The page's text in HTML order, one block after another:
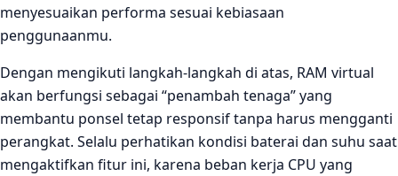
menyesuaikan performa sesuai kebiasaan
penggunaanmu.
Dengan mengikuti langkah‑langkah di atas, RAM virtual
akan berfungsi sebagai “penambah tenaga” yang
membantu ponsel tetap responsif tanpa harus mengganti
perangkat. Selalu perhatikan kondisi baterai dan suhu saat
mengaktifkan fitur ini, karena beban kerja CPU yang